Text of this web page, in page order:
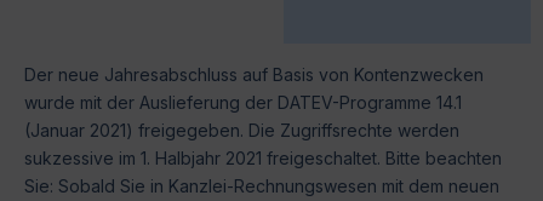
Der neue Jahresabschluss auf Basis von Kontenzwecken
wurde mit der Auslieferung der DATEV-Programme 14.1
(Januar 2021) freigegeben. Die Zugriffsrechte werden
sukzessive im 1. Halbjahr 2021 freigeschaltet. Bitte beachten
Sie: Sobald Sie in Kanzlei-Rechnungswesen mit dem neuen